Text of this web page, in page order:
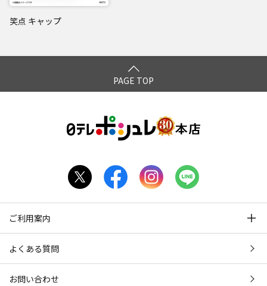
笑点 キャップ
PAGE TOP
ご利用案内
よくある質問
お問い合わせ